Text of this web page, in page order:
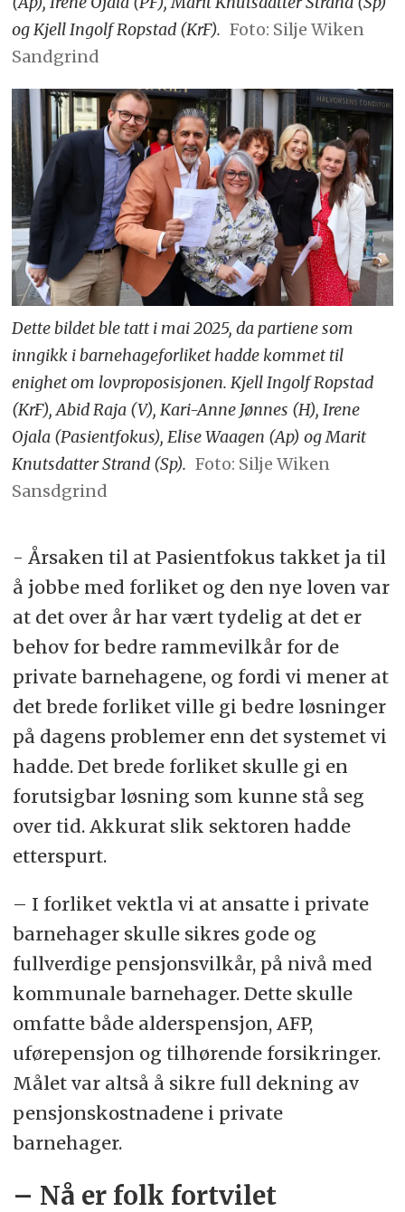
og Kjell Ingolf Ropstad (KrF). Foto: Silje Wiken
Sandgrind
Dette bildet ble tatt i mai 2025, da partiene som
inngikk i barnehageforliket hadde kommet til
enighet om lovproposisjonen. Kjell Ingolf Ropstad
(KrF), Abid Raja (V), Kari-Anne Jønnes (H), Irene
Ojala (Pasientfokus), Elise Waagen (Ap) og Marit
Knutsdatter Strand (Sp). Foto: Silje Wiken
Sansdgrind
- Årsaken til at Pasientfokus takket ja til
å jobbe med forliket og den nye loven var
at det over år har vært tydelig at det er
behov for bedre rammevilkår for de
private barnehagene, og fordi vi mener at
det brede forliket ville gi bedre løsninger
på dagens problemer enn det systemet vi
hadde. Det brede forliket skulle gi en
forutsigbar løsning som kunne stå seg
over tid. Akkurat slik sektoren hadde
etterspurt.
– I forliket vektla vi at ansatte i private
barnehager skulle sikres gode og
fullverdige pensjonsvilkår, på nivå med
kommunale barnehager. Dette skulle
omfatte både alderspensjon, AFP,
uførepensjon og tilhørende forsikringer.
Målet var altså å sikre full dekning av
pensjonskostnadene i private
barnehager.
– Nå er folk fortvilet